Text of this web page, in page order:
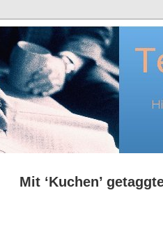
Mit ‘Kuchen’